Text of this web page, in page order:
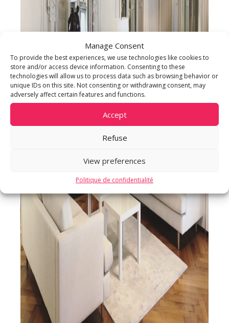
Manage Consent
To provide the best experiences, we use technologies like cookies to
store and/or access device information. Consenting to these
technologies will allow us to process data such as browsing behavior or
unique IDs on this site. Not consenting or withdrawing consent, may
adversely affect certain features and functions.
Accept
Refuse
View preferences
Politique de confidentialité